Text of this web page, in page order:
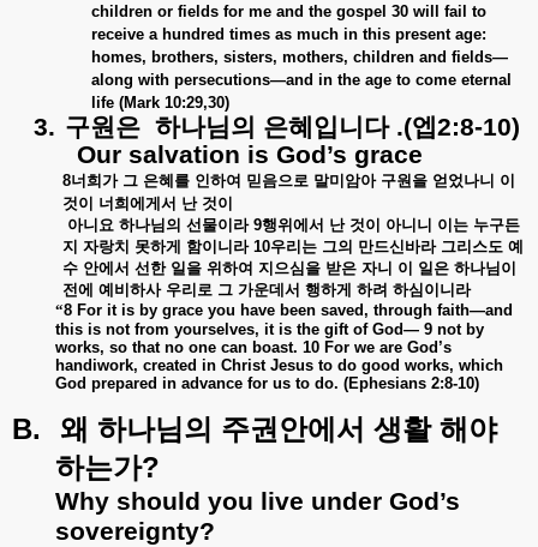
children or fields for me and the gospel 30 will fail to
receive a hundred times as much in this present age:
homes, brothers, sisters, mothers, children and fields—
along with persecutions—and in the age to come eternal
life (Mark 10:29,30)
3. 구원은 하나님의 은혜입니다.(엡2:8-10)
Our salvation is God’s grace
8너희가 그 은혜를 인하여 믿음으로 말미암아 구원을 얻었나니 이
것이
너희에게서 난 것이
아니요 하나님의 선물이라9행위에서 난 것이 아니니 이는 누구든
지 자랑치 못하게 함이니라10우리는 그의 만드신바라 그리스도 예
수 안에서 선한 일을 위하여 지으심을 받은 자니 이 일은 하나님이
전에 예비하사 우리로 그 가운데서 행하게 하려 하심이니라
“8 For it is by grace you have been saved, through faith—and
this is not from yourselves, it is the gift of God— 9 not by
works, so that no one can boast. 10 For we are God’s
handiwork, created in Christ Jesus to do good works, which
God prepared in advance for us to do. (Ephesians 2:8-10)
B. 왜 하나님의 주권안에서 생활 해야
하는가?
Why should you live under God’s
sovereignty?